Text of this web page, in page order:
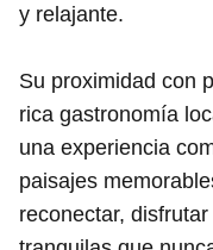
y relajante.
Su proximidad con
rica gastronomía
una experiencia
paisajes
reconectar,